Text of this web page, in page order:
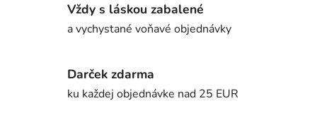
Vždy s láskou zabalené
a vychystané voňavé objednávky
Darček zdarma
ku každej objednávke nad 25 EUR